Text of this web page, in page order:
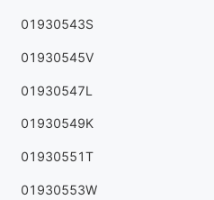
01930543S
01930545V
01930547L
01930549K
01930551T
01930553W